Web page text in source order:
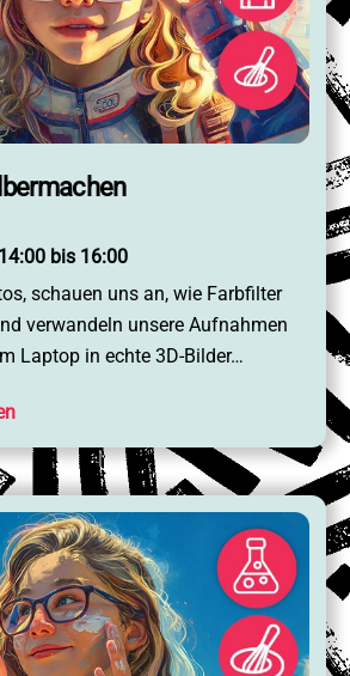
bis 16:00
schauen uns an, wie Farbfilter
verwandeln unsere Aufnahmen
Laptop in echte 3D-Bilder…